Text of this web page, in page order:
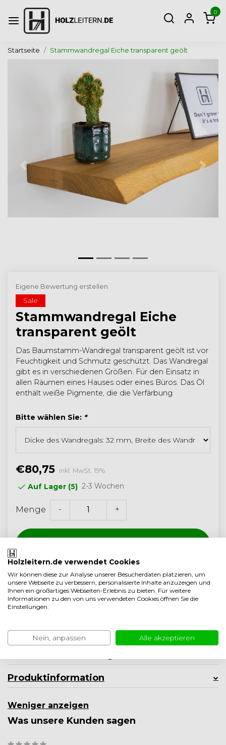
0
Startseite Stammwandregal Eiche transparent geölt
Zurück
Eigene Bewertung erstellen
Sale
Stammwandregal Eiche
transparent geölt
Das Baumstamm-Wandregal transparent geölt ist vor
Feuchtigkeit und Schmutz geschützt. Das Wandregal
gibt es in verschiedenen Größen. Für den Einsatz in
allen Räumen eines Hauses oder eines Büros. Das Öl
enthält weiße Pigmente, die die Verfärbung
Bitte wählen Sie: *
€80,75 inkl. MwSt. 19%
Auf Lager (5) 2-3 Wochen
Menge - +
Kostenloser Versand ab 350,- (<40 kg)
Handwerksqualität aus den Niederlanden
Auf Vergleichsliste setzen
Produktinformation
Weniger anzeigen
Was unsere Kunden sagen
Holzleitern.de verwendet Cookies
Wir können diese zur Analyse unserer Besucherdaten platzieren, um
unsere Webseite zu verbessern, personalisierte Inhalte anzuzeigen und
Ihnen ein großartiges Webseiten-Erlebnis zu bieten. Für weitere
Informationen zu den von uns verwendeten Cookies öffnen Sie die
Einstellungen.
Nein, anpassen Alle akzeptieren